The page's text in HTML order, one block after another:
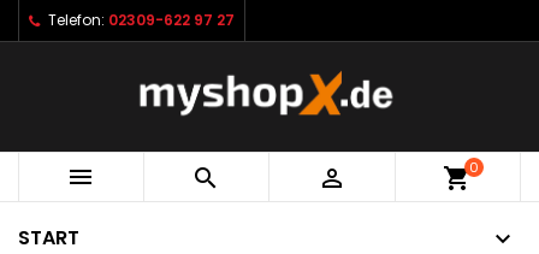
Telefon: 02309-622 97 27
   shopping_cart0
START